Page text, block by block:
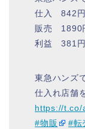
仕入 842円
販売 1890
利益 381円
東急ハンズ
仕入れ店舗
https://t.co/
#物販
#転